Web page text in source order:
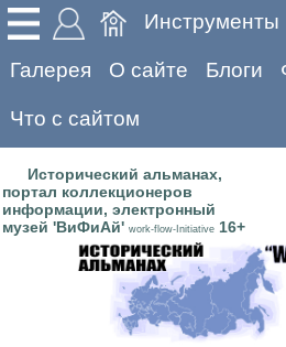
Инструменты
Галерея О сайте Блоги
Что с сайтом
Исторический альманах,
портал коллекционеров
информации, электронный
музей 'ВиФиАй' work-flow-Initiative 16+